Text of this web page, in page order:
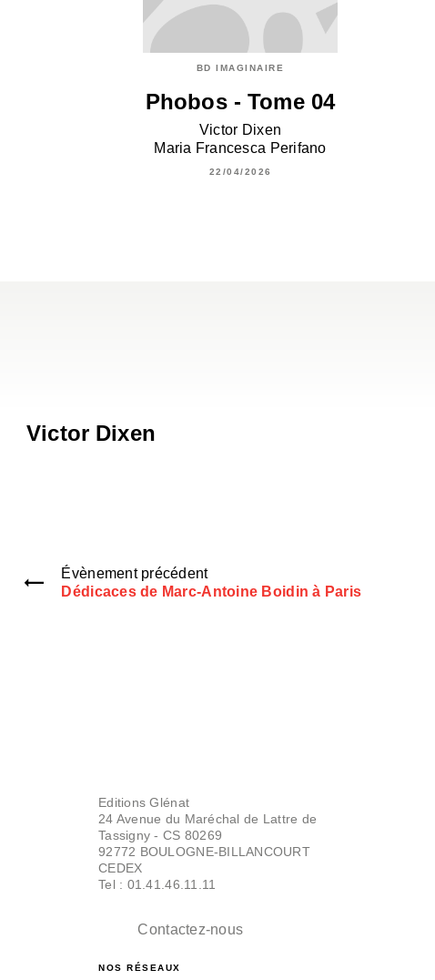
BD IMAGINAIRE
Phobos - Tome 04
Victor Dixen
Maria Francesca Perifano
22/04/2026
Victor Dixen
Évènement précédent
Dédicaces de Marc-Antoine Boidin à Paris
Editions Glénat
24 Avenue du Maréchal de Lattre de
Tassigny - CS 80269
92772 BOULOGNE-BILLANCOURT
CEDEX
Tel : 01.41.46.11.11
Contactez-nous
NOS RÉSEAUX